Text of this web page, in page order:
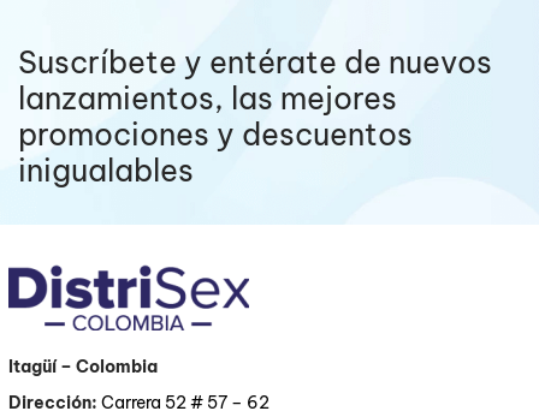
Suscríbete y entérate de nuevos
lanzamientos, las mejores
promociones y descuentos
inigualables
Itagüí– Colombia
Dirección: Carrera 52 # 57 – 62